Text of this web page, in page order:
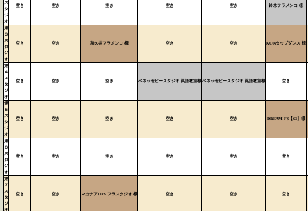
ス
タ
ジ
オ
空き 空き 空き 空き 空き 鈴木フラメンコ 様
第
３
ス
タ
ジ
オ
空き 空き 和久井フラメンコ 様 空き 空き KONタップダンス 様
第
４
ス
タ
ジ
オ
空き 空き 空き ベネッセビースタジオ 英語教室様ベネッセビースタジオ 英語教室様 空き
第
５
ス
タ
ジ
オ
空き 空き 空き 空き 空き DREAM FS【63】様
第
６
ス
タ
ジ
オ
空き 空き 空き 空き 空き 空き
第
７
ス
タ
ジ
オ
空き 空き マカナアロハ フラスタジオ 様 空き 空き 空き